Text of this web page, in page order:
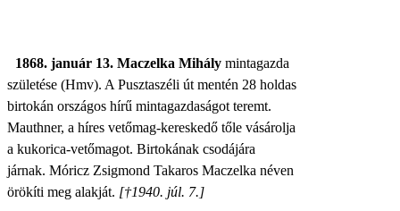
1868. január 13. Maczelka Mihály mintagazda
születése (Hmv). A Pusztaszéli út mentén 28 holdas
birtokán országos hírű mintagazdaságot teremt.
Mauthner, a híres vetőmag-kereskedő tőle vásárolja
a kukorica-vetőmagot. Birtokának csodájára
járnak. Móricz Zsigmond Takaros Maczelka néven
örökíti meg alakját. [†1940. júl. 7.]